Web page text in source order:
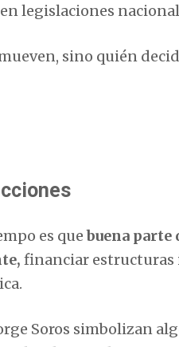
legislaciones
sino quién
es quebuena parte
financiar estructuras
Soros simbolizan